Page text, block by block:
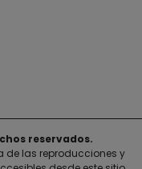
reservados.
de las reproducciones y